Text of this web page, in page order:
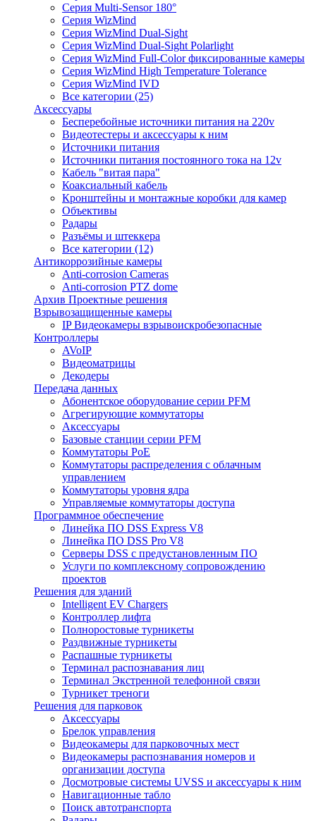
Серия Multi-Sensor 180°
Серия WizMind
Серия WizMind Dual-Sight
Серия WizMind Dual-Sight Polarlight
Серия WizMind Full-Color фиксированные камеры
Серия WizMind High Temperature Tolerance
Серия WizMind IVD
Все категории (25)
Аксессуары
Бесперебойные источники питания на 220v
Видеотестеры и аксессуары к ним
Источники питания
Источники питания постоянного тока на 12v
Кабель "витая пара"
Коаксиальный кабель
Кронштейны и монтажные коробки для камер
Объективы
Радары
Разъёмы и штеккера
Все категории (12)
Антикоррозийные камеры
Anti-corrosion Cameras
Anti-corrosion PTZ dome
Архив Проектные решения
Взрывозащищенные камеры
IP Видеокамеры взрывоискробезопасные
Контроллеры
AVoIP
Видеоматрицы
Декодеры
Передача данных
Абонентское оборудование серии PFM
Агрегирующие коммутаторы
Аксессуары
Базовые станции серии PFM
Коммутаторы PoE
Коммутаторы распределения с облачным
управлением
Коммутаторы уровня ядра
Управляемые коммутаторы доступа
Программное обеспечение
Линейка ПО DSS Express V8
Линейка ПО DSS Pro V8
Серверы DSS с предустановленным ПО
Услуги по комплексному сопровождению
проектов
Решения для зданий
Intelligent EV Chargers
Контроллер лифта
Полноростовые турникеты
Раздвижные турникеты
Распашные турникеты
Терминал распознавания лиц
Терминал Экстренной телефонной связи
Турникет треноги
Решения для парковок
Аксессуары
Брелок управления
Видеокамеры для парковочных мест
Видеокамеры распознавания номеров и
организации доступа
Досмотровые системы UVSS и аксессуары к ним
Навигационные табло
Поиск автотранспорта